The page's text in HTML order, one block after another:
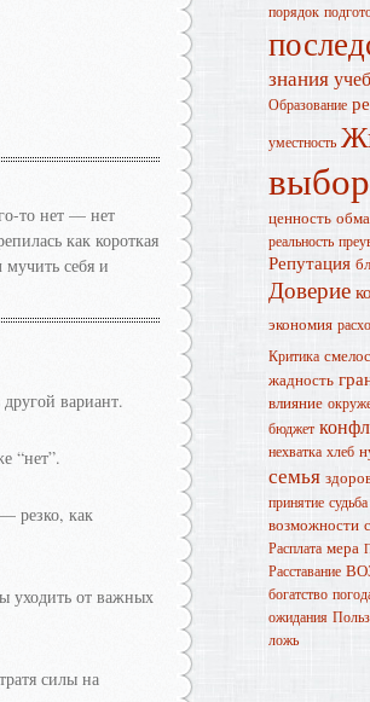
то нет — нет
как короткая
себя и
вариант.
“нет”.
резко, как
уходить от важных
силы на
порядок
знания
Образование
уместность
выбор
ценность
реальность
Репутация
Доверие
экономия
Критика
жадность
влияние
бюджет
нехватка хлеб
семья
принятие судьба
возможности
Расплата мера
Расставание
богатство
ожидания
ложь